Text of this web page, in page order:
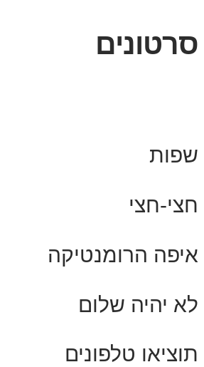
סרטונים
שפות
חצי-חצי
איפה הרומנטיקה
לא יהיה שלום
תוציאו טלפונים